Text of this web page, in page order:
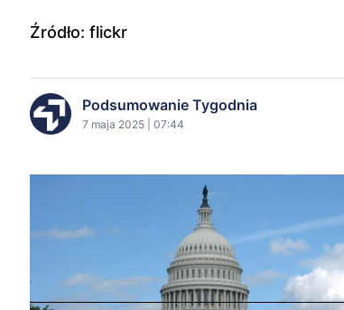
Źródło: flickr
Podsumowanie Tygodnia
7 maja 2025 | 07:44